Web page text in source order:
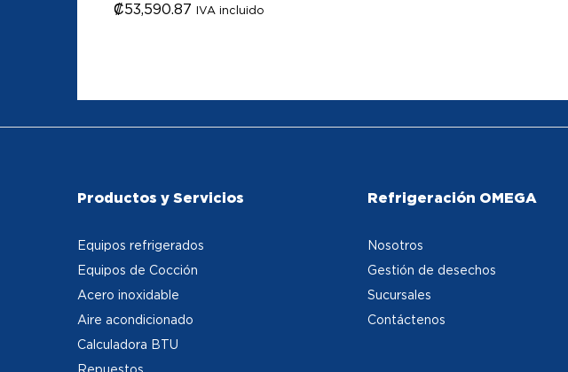
₡53,590.87 IVA incluido
₡53,590.87
Productos y Servicios
Equipos refrigerados
Equipos de Cocción
Acero inoxidable
Aire acondicionado
Calculadora BTU
Repuestos
Refrigeración OMEGA
Nosotros
Gestión de desechos
Sucursales
Contáctenos